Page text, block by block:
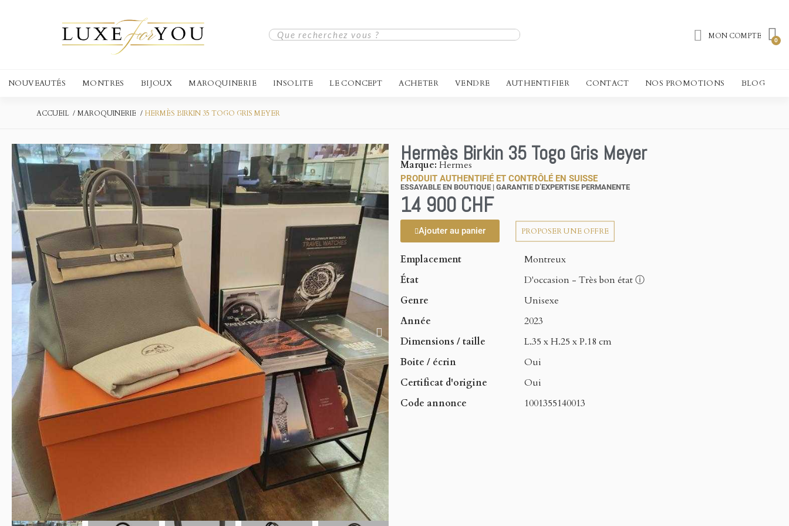
MON COMPTE
NOUVEAUTÉS MONTRES BIJOUX MAROQUINERIE INSOLITE LE CONCEPT ACHETER VENDRE AUTHENTIFIER CONTACT NOS PROMOTIONS BLOG
ACCUEIL MAROQUINERIE HERMÈS BIRKIN 35 TOGO GRIS MEYER
Hermès Birkin 35 Togo Gris Meyer
Marque Hermes
PRODUIT AUTHENTIFIÉ ET CONTRÔLÉ EN SUISSE
ESSAYABLE EN BOUTIQUE | GARANTIE D’EXPERTISE PERMANENTE
14 900 CHF
Ajouter au panier PROPOSER UNE OFFRE
Emplacement
Montreux
État
D'occasion - Très bon étatⓘ
Genre
Unisexe
Année
2023
Dimensions / taille
L.35 x H.25 x P.18 cm
Boite / écrin
Oui
Certificat d'origine
Oui
Code annonce
1001355140013